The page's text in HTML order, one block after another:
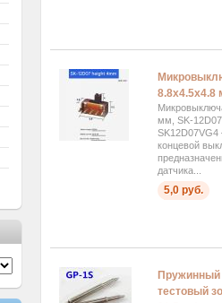
8.8x4.5x4.8
мм, SK-
концевой
датчика...
5,0 руб.
тестовый